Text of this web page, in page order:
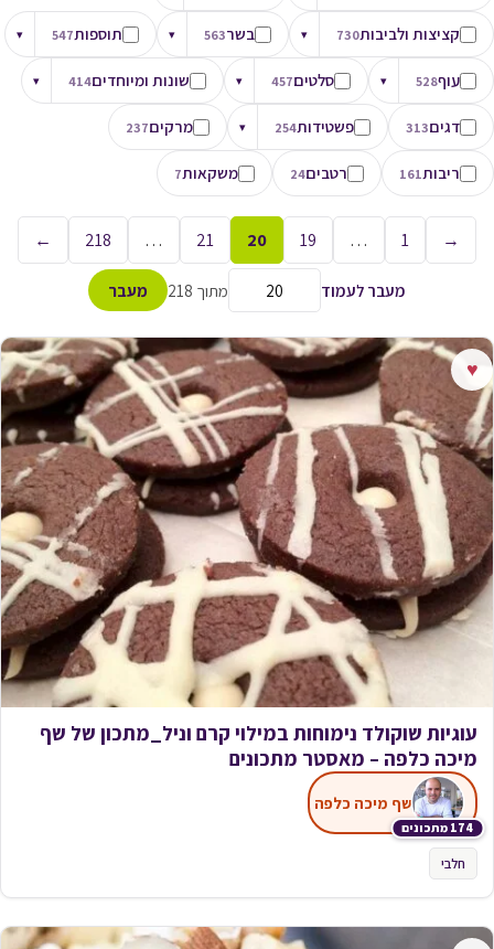
קציצות ולביבות730
▾ בשר563
▾ תוספות547
▾
עוף528
▾ סלטים457
▾ שונות ומיוחדים414
▾
דגים313 פשטידות254
▾ מרקים237
ריבות161 רטבים24 משקאות7
→
1
…
19
20
21
…
218
←
מעבר לעמוד מתוך 218 מעבר
♥
עוגיות שוקולד נימוחות במילוי קרם וניל_מתכון של שף
מיכה כלפה – מאסטר מתכונים
174 מתכונים
שף מיכה כלפה
חלבי